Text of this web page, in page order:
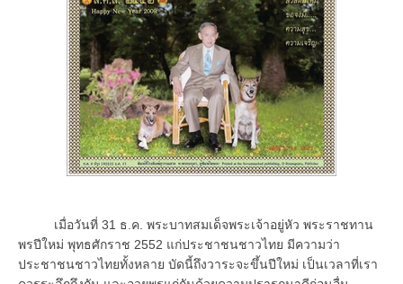
เมื่อวันที่ 31 ธ.ค. พระบาทสมเด็จพระเจ้าอยู่หัว พระราชทาน
พรปีใหม่ พุทธศักราช 2552 แก่ประชาชนชาวไทย มีความว่า
ประชาชนชาวไทยทั้งหลาย บัดนี้ถึงวาระจะขึ้นปีใหม่ เป็นเวลาที่เรา